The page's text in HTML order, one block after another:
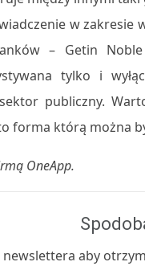
w
– Getin
tylko i
publiczny.
forma którą można
OneApp.
newslettera aby